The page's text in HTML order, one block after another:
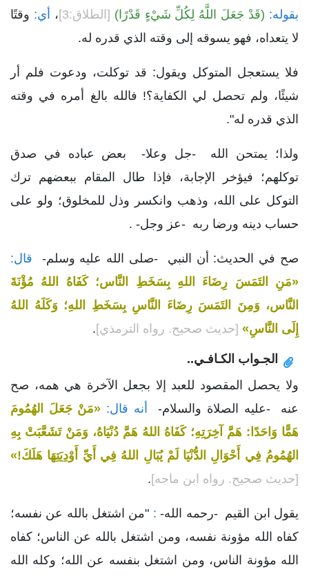
بقوله: (قَدْ جَعَلَ اللَّهُ لِكُلِّ شَيْءٍ قَدْرًا) [الطلاق:3] ، أي: وقتًا
لا يتعداه، فهو يسوقه إلى وقته الذي قدره له.
فلا يستعجل المتوكل ويقول: قد توكلت، ودعوت فلم أر
شيئًا، ولم تحصل لي الكفاية؟! فالله بالغ أمره في وقته
الذي قدره له".
ولذا؛ يمتحن الله -جل وعلا- بعض عباده في صدق
توكلهم؛ فيؤخر الإجابة، فإذا طال المقام ببعضهم ترك
التوكل على الله، وذهب وانكسر وذل للمخلوق؛ ولو على
حساب دينه ورضا ربه -عز وجل- .
صح في الحديث: أن النبي -صلى الله عليه وسلم- قال:
«مَنِ التَمَسَ رِضَاءَ اللهِ بِسَخَطِ النَّاس؛ كَفَاهُ اللهُ مُؤْنَةَ
النَّاس، وَمِنَ التَمَسَ رِضَاءَ النَّاسِ بِسَخَطِ اللهِ؛ وَكَلَهُ اللهُ
إِلَى النَّاسِ» [حديث صحيح. رواه الترمذي] .
الجـواب الكـافـي..
ولا يحصل المقصود للعبد إلا بجعل الآخرة هي همه، صح
عنه -عليه الصلاة والسلام-أنه قال: «مَنْ جَعَلَ الهُمُومَ
هَمًّا وَاحَدًا: هَمَّ آخِرَتِهِ؛ كَفَاهُ اللهُ هَمَّ دُنْيَاهُ، وَمَنْ تَشَعَّبَتْ بِهِ
الهُمُومُ فِي أَحْوَالِ الدُّنْيَا لَمْ يُبَالِ اللهُ فِي أَيِّ أَوْدِيَتِهَا هَلَكَ!»
[حديث صحيح. رواه ابن ماجه] .
يقول ابن القيم -رحمه الله-: "من اشتغل بالله عن نفسه؛
كفاه الله مؤونة نفسه، ومن اشتغل بالله عن الناس؛ كفاه
الله مؤونة الناس، ومن اشتغل بنفسه عن الله؛ وكله الله